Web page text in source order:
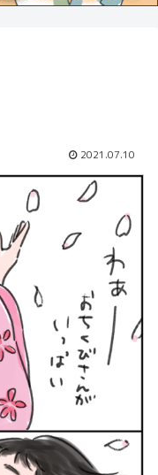
2021.07.10